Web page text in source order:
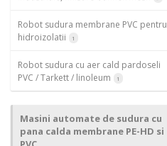
Robot sudura membrane PVC pentru
hidroizolatii
1
Robot sudura cu aer cald pardoseli
PVC / Tarkett / linoleum
1
Masini automate de sudura cu
pana calda membrane PE-HD si